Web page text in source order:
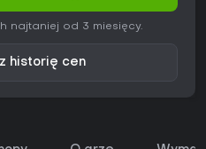
najtaniej od 3 miesięcy.
historię cen